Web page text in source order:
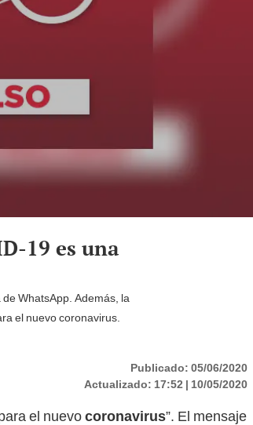
19 es una
WhatsApp. Además, la
el nuevo coronavirus.
Publicado: 05/06/2020
Actualizado: 17:52 | 10/05/2020
el nuevocoronavirus”. El mensaje